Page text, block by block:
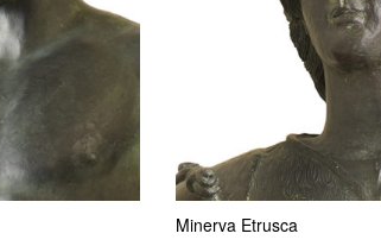
Minerva Etrusca